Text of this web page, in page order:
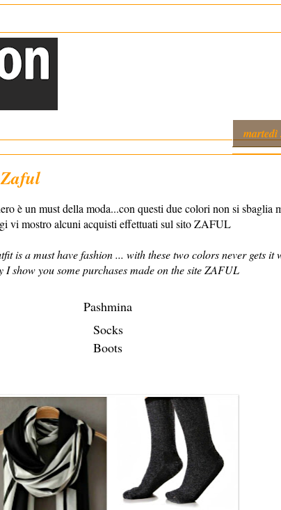
martedì
è un must della moda...con questi due colori non si sbaglia
vi mostro alcuni acquisti effettuati sul sito ZAFUL
is a must have fashion ... with these two colors never gets it
I show you some purchases made on the site ZAFUL
Pashmina
Socks
Boots